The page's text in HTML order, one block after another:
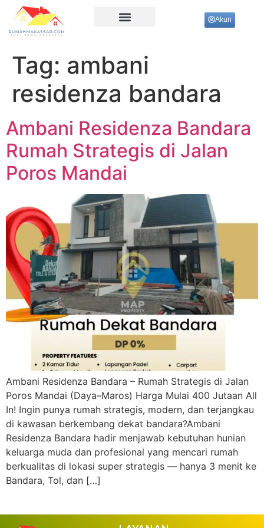
Akun
Tag: ambani
residenza bandara
Ambani Residenza Bandara
Rumah Strategis di Jalan
Poros Mandai
Ambani Residenza Bandara – Rumah Strategis di Jalan
Poros Mandai (Daya–Maros) Harga Mulai 400 Jutaan All
In! Ingin punya rumah strategis, modern, dan terjangkau
di kawasan berkembang dekat bandara?Ambani
Residenza Bandara hadir menjawab kebutuhan hunian
keluarga muda dan profesional yang mencari rumah
berkualitas di lokasi super strategis — hanya 3 menit ke
Bandara, Tol, dan […]